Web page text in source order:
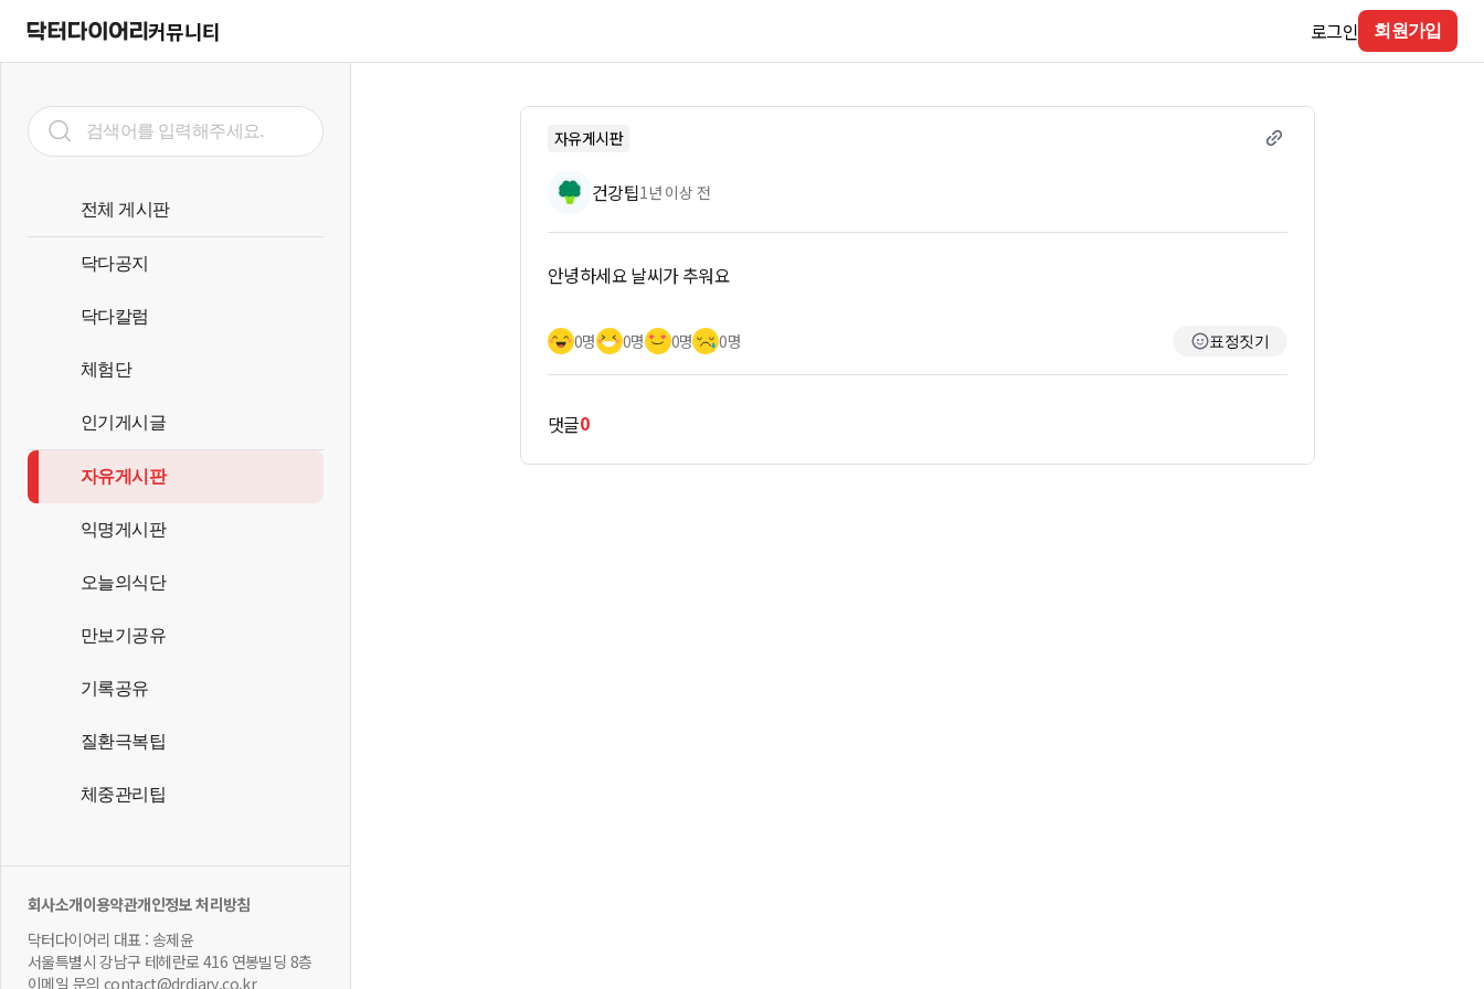
커뮤니티 로그인 회원가입
전체 게시판
닥다공지
닥다칼럼
체험단
인기게시글
자유게시판
익명게시판
오늘의식단
만보기공유
기록공유
질환극복팁
체중관리팁
회사소개이용약관개인정보 처리방침
닥터다이어리 대표 : 송제윤
서울특별시 강남구 테헤란로 416 연봉빌딩 8층
이메일 문의 contact@drdiary.co.kr
자유게시판
건강팁1년 이상 전
안녕하세요 날씨가 추워요
0명 0명 0명 0명 표정짓기
댓글0